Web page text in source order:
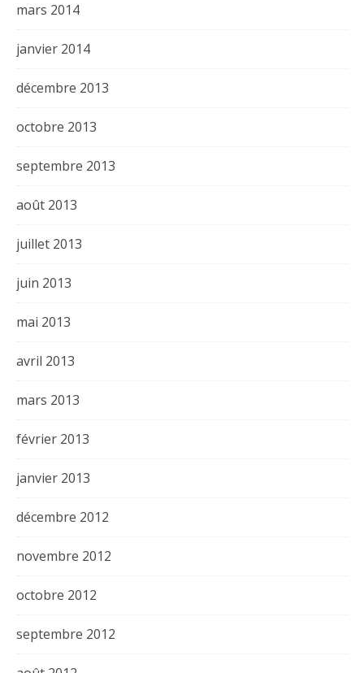
mars 2014
janvier 2014
décembre 2013
octobre 2013
septembre 2013
août 2013
juillet 2013
juin 2013
mai 2013
avril 2013
mars 2013
février 2013
janvier 2013
décembre 2012
novembre 2012
octobre 2012
septembre 2012